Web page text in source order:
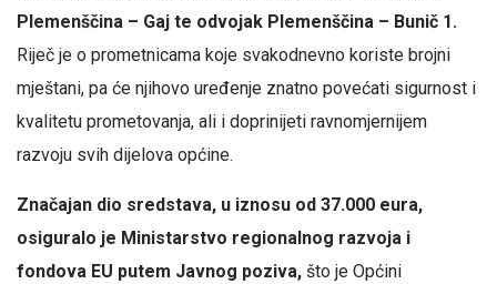
Plemenščina – Gaj te odvojak Plemenščina – Bunič 1.
Riječ je o prometnicama koje svakodnevno koriste brojni
mještani, pa će njihovo uređenje znatno povećati sigurnost i
kvalitetu prometovanja, ali i doprinijeti ravnomjernijem
razvoju svih dijelova općine.
Značajan dio sredstava, u iznosu od 37.000 eura,
osiguralo je Ministarstvo regionalnog razvoja i
fondova EU putem Javnog poziva, što je Općini